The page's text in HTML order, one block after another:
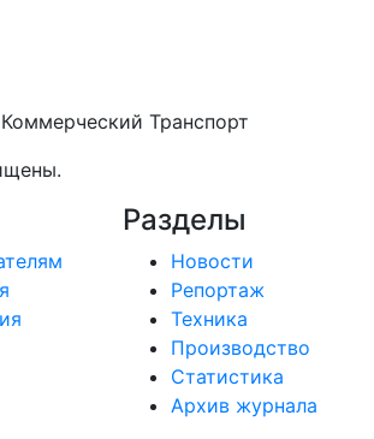
Транспорт
Разделы
Новости
Репортаж
Техника
Производство
Статистика
Архив журнала